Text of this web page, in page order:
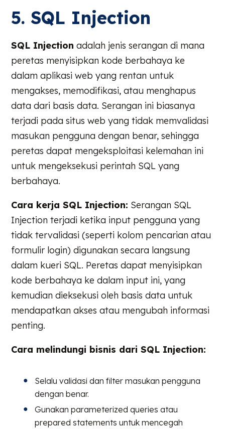
5. SQL Injection
SQL Injection adalah jenis serangan di mana
peretas menyisipkan kode berbahaya ke
dalam aplikasi web yang rentan untuk
mengakses, memodifikasi, atau menghapus
data dari basis data. Serangan ini biasanya
terjadi pada situs web yang tidak memvalidasi
masukan pengguna dengan benar, sehingga
peretas dapat mengeksploitasi kelemahan ini
untuk mengeksekusi perintah SQL yang
berbahaya.
Cara kerja SQL Injection: Serangan SQL
Injection terjadi ketika input pengguna yang
tidak tervalidasi (seperti kolom pencarian atau
formulir login) digunakan secara langsung
dalam kueri SQL. Peretas dapat menyisipkan
kode berbahaya ke dalam input ini, yang
kemudian dieksekusi oleh basis data untuk
mendapatkan akses atau mengubah informasi
penting.
Cara melindungi bisnis dari SQL Injection:
Selalu validasi dan filter masukan pengguna
dengan benar.
Gunakan parameterized queries atau
prepared statements untuk mencegah